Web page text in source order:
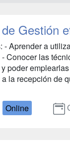
Gestión
- Aprender a
Conocer las
poder
la recepción de
Online